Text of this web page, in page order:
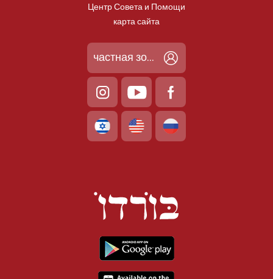
Центр Совета и Помощи
карта сайта
частная зона